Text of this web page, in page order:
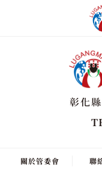
彰化
關於管委會 聯